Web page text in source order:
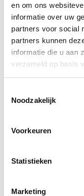
en om ons
informatie over uw
partners voor social
partners kunnen
informatie die u aan
verzameld op basis
Noodzakelijk
Voorkeuren
Statistieken
Marketing
VOETENSTER IN
Beschikbaar
Levertijd: 3-6